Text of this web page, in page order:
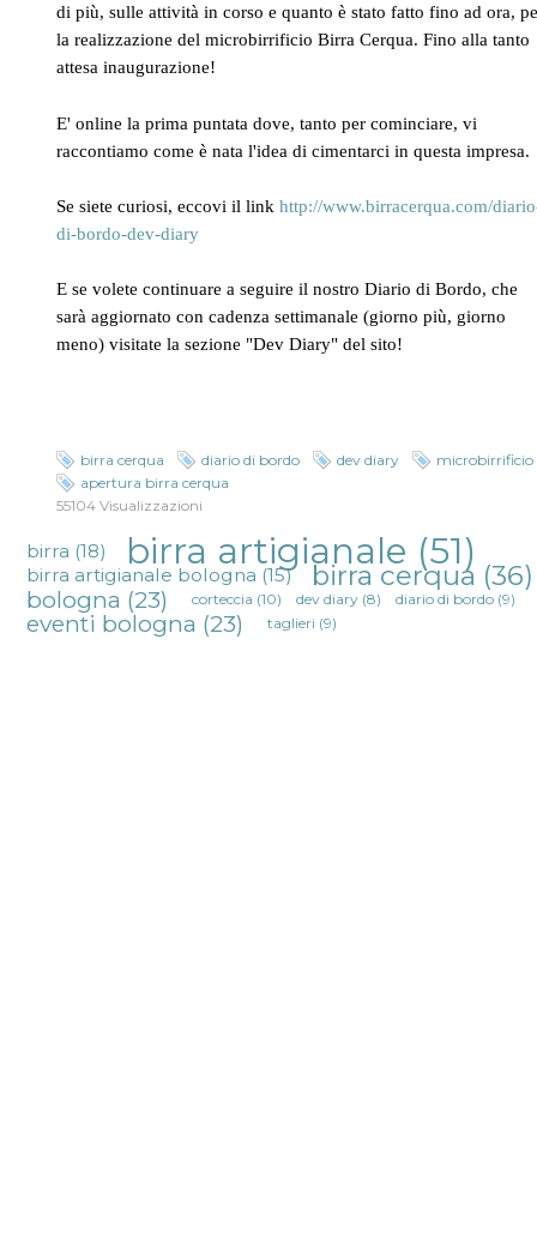
di più, sulle attività in corso e quanto è stato fatto fino ad ora,
la realizzazione del microbirrificio Birra Cerqua. Fino alla tanto
attesa inaugurazione!
E' online la prima puntata dove, tanto per cominciare, vi
raccontiamo come è nata l'idea di cimentarci in questa impresa.
Se siete curiosi, eccovi il linkhttp://www.birracerqua.com/
di-bordo-dev-diary
E se volete continuare a seguire il nostro Diario di Bordo, che
sarà aggiornato con cadenza settimanale (giorno più, giorno
meno) visitate la sezione "Dev Diary" del sito!
birra cerqua diario di bordo dev diary
microbirrificio
apertura birra cerqua
55104 Visualizzazioni
birra (18) birra artigianale (51)
birra artigianale bologna (15) birra cerqua (36)
bologna (23) corteccia (10) dev diary(8) diario di bordo(9)
eventi bologna (23) taglieri (9)